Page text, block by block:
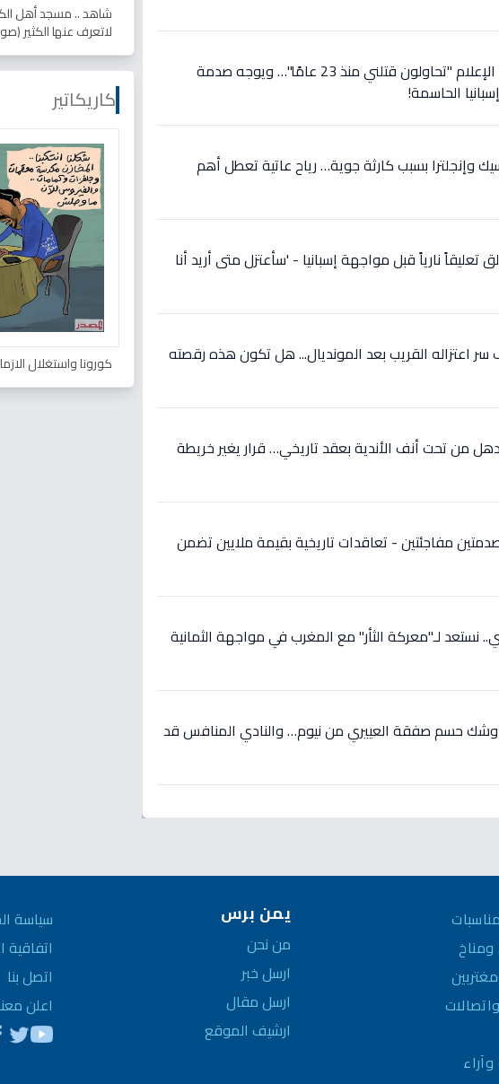
عاجل: رونالدو يصرخ في وجه الإعلام "تحاولون قتلني منذ 23 عامًا"… ويوجه صدمة
الحاسمة!
وإنجلترا بسبب كارثة جوية… رياح عاتية تعطل أهم
تعليقاً نارياً قبل مواجهة إسبانيا - 'سأعتزل متى أريد أنا
اعتزاله القريب بعد المونديال... هل تكون هذه رقصته
من تحت أنف الأندية بعقد تاريخي… قرار يغير خريطة
مفاجئتين - تعاقدات تاريخية بقيمة ملايين تضمن
لـ"معركة الثأر" مع المغرب في مواجهة الثمانية
وشك حسم صفقة العييري من نيوم… والنادي المنافس قد
شاهد .. مسجد أهل
لاتعرف عنها الكثير
كاريكاتير
كورونا واستغلال
يمن برس
من نحن
ارسل خبر
ارسل مقال
ارشيف الموقع
سياسة
اتفاقية
اتصل بنا
اعلن